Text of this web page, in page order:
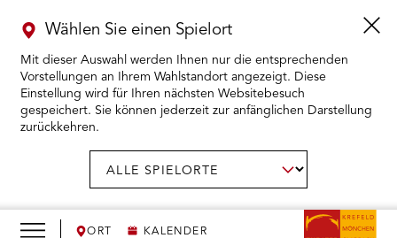
ORT KALENDER
Wählen Sie einen Spielort
Mit dieser Auswahl werden Ihnen nur die entsprechenden
Vorstellungen an Ihrem Wahlstandort angezeigt. Diese
Einstellung wird für Ihren nächsten Websitebesuch
gespeichert. Sie können jederzeit zur anfänglichen Darstellung
zurückkehren.
KARTENKAUF ÖFFNEN